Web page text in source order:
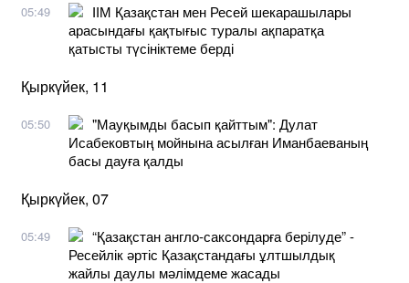
05:49
ІІМ Қазақстан мен Ресей шекарашылары
арасындағы қақтығыс туралы ақпаратқа
қатысты түсініктеме берді
Қыркүйек, 11
05:50
"Мауқымды басып қайттым": Дулат
Исабековтың мойнына асылған Иманбаеваның
басы дауға қалды
Қыркүйек, 07
05:49
“Қазақстан англо-саксондарға берілуде” -
Ресейлік әртіс Қазақстандағы ұлтшылдық
жайлы даулы мәлімдеме жасады